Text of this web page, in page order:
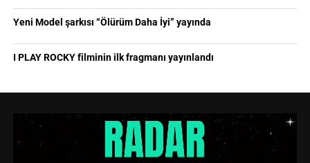
Yeni Model şarkısı “Ölürüm Daha İyi” yayında
I PLAY ROCKY filminin ilk fragmanı yayınlandı